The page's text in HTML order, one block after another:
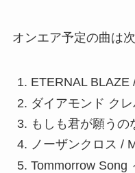
オンエア予定の曲は次
ETERNAL BLAZE
ダイアモンド ク
もしも君が願うの
ノーザンクロス /
Tommorrow Song